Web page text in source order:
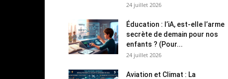
24 juillet 2026
Éducation : l’iA, est-elle l’arme
secrète de demain pour nos
enfants ? (Pour...
24 juillet 2026
Aviation et Climat : La